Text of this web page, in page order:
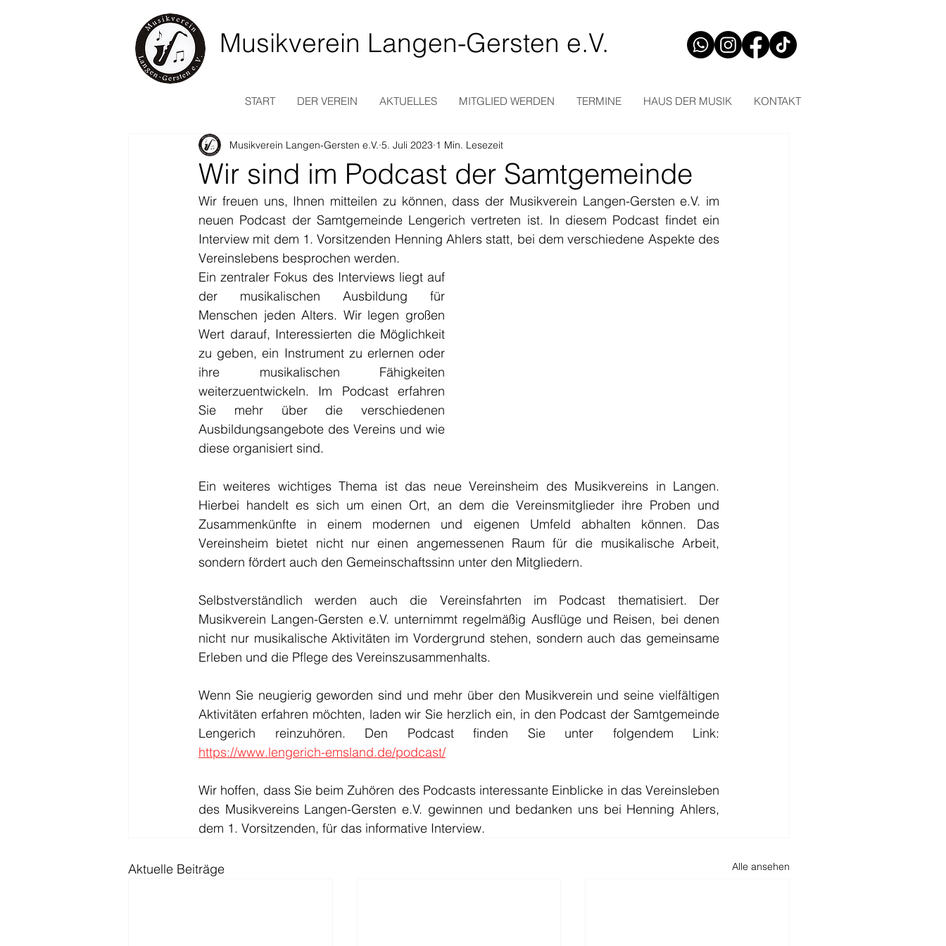
Musikverein Langen-Gersten e.V.
START DER VEREIN AKTUELLES MITGLIED WERDEN TERMINE HAUS DER MUSIK KONTAKT
Wir sind im Podcast der Samtgemeinde
Musikverein Langen-Gersten e.V. 5. Juli 2023 1 Min. Lesezeit
Wir freuen uns, Ihnen mitteilen zu können, dass der Musikverein Langen-Gersten e.V. im
neuen Podcast der Samtgemeinde Lengerich vertreten ist. In diesem Podcast findet ein
Interview mit dem 1. Vorsitzenden Henning Ahlers statt, bei dem verschiedene Aspekte des
Vereinslebens besprochen werden.
Ein zentraler Fokus des Interviews liegt auf
der musikalischen Ausbildung für
Menschen jeden Alters. Wir legen großen
Wert darauf, Interessierten die Möglichkeit
zu geben, ein Instrument zu erlernen oder
ihre musikalischen Fähigkeiten
weiterzuentwickeln. Im Podcast erfahren
Sie mehr über die verschiedenen
Ausbildungsangebote des Vereins und wie
diese organisiert sind.
Ein weiteres wichtiges Thema ist das neue Vereinsheim des Musikvereins in Langen.
Hierbei handelt es sich um einen Ort, an dem die Vereinsmitglieder ihre Proben und
Zusammenkünfte in einem modernen und eigenen Umfeld abhalten können. Das
Vereinsheim bietet nicht nur einen angemessenen Raum für die musikalische Arbeit,
sondern fördert auch den Gemeinschaftssinn unter den Mitgliedern.
Selbstverständlich werden auch die Vereinsfahrten im Podcast thematisiert. Der
Musikverein Langen-Gersten e.V. unternimmt regelmäßig Ausflüge und Reisen, bei denen
nicht nur musikalische Aktivitäten im Vordergrund stehen, sondern auch das gemeinsame
Erleben und die Pflege des Vereinszusammenhalts.
Wenn Sie neugierig geworden sind und mehr über den Musikverein und seine vielfältigen
Aktivitäten erfahren möchten, laden wir Sie herzlich ein, in den Podcast der Samtgemeinde
https://www.lengerich-emsland.de/podcast/
Wir hoffen, dass Sie beim Zuhören des Podcasts interessante Einblicke in das Vereinsleben
des Musikvereins Langen-Gersten e.V. gewinnen und bedanken uns bei Henning Ahlers,
dem 1. Vorsitzenden, für das informative Interview.
Aktuelle Beiträge Alle ansehen